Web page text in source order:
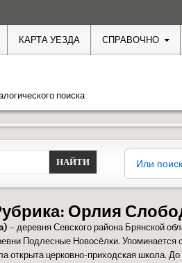
КАРТА УЕЗДА СПРАВОЧНО
поиска
Или
Орлия
– деревня Севского района Брянской
Подлесные Новосёлки.
открыта церковно-приходская школа.